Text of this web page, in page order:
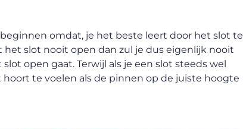
omdat, je het beste leert door het slot te
het slot nooit open dan zul je dus eigenlijk nooit
open gaat. Terwijl als je een slot steeds wel
te voelen als de pinnen op de juiste hoogte